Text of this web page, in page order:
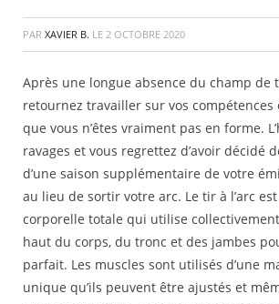
PAR XAVIER B. LE 2 OCTOBRE 2020
Après une longue absence du champ de
retournez travailler sur vos compétences
que vous n’êtes vraiment pas en forme.
ravages et vous regrettez d’avoir décidé
d’une saison supplémentaire de votre
au lieu de sortir votre arc. Le tir à l’arc
corporelle totale qui utilise
haut du corps, du tronc et des jambes
parfait. Les muscles sont utilisés d’une
unique qu’ils peuvent être ajustés et